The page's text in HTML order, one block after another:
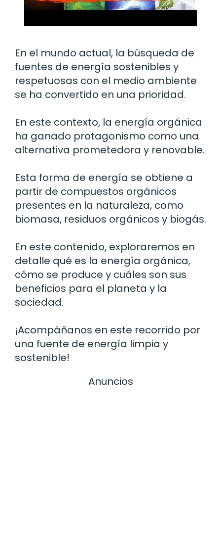
En el mundo actual, la búsqueda de
fuentes de energía sostenibles y
respetuosas con el medio ambiente
se ha convertido en una prioridad.
En este contexto, la energía orgánica
ha ganado protagonismo como una
alternativa prometedora y renovable.
Esta forma de energía se obtiene a
partir de compuestos orgánicos
presentes en la naturaleza, como
biomasa, residuos orgánicos y biogás.
En este contenido, exploraremos en
detalle qué es la energía orgánica,
cómo se produce y cuáles son sus
beneficios para el planeta y la
sociedad.
¡Acompáñanos en este recorrido por
una fuente de energía limpia y
sostenible!
Anuncios